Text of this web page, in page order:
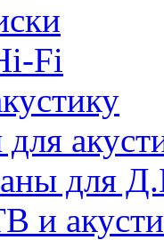
Fi
для
и